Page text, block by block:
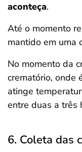
aconteça.
Até o momento
mantido em uma
No momento da
crematório, onde
atinge
entre duas a três
6. Coleta das